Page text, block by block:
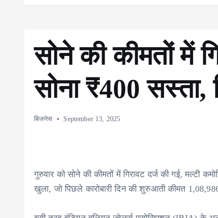
सोने की कीमतों में
सोना ₹400
बिजनेस September 13, 2025
गुरुवार को सोने की कीमतों में गिरावट दर्ज की गई, मल्टी
खुला, जो पिछले कारोबारी दिन की शुरुआती कीमत